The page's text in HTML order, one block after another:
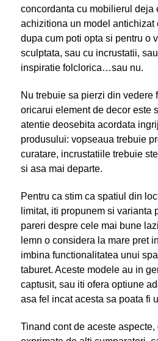
concordanta cu mobilierul deja
achizitiona un model antichizat
dupa cum poti opta si pentru o
sculptata, sau cu incrustatii,
inspiratie folclorica…sau nu.
Nu trebuie sa pierzi din vedere
oricarui element de decor este
atentie deosebita acordata
produsului: vopseaua trebuie
curatare, incrustatiile trebuie
si asa mai departe.
Pentru ca stim ca spatiul din
limitat, iti propunem si varianta
pareri despre cele mai bune
lemn o considera la mare pret
imbina functionalitatea unui
taburet. Aceste modele au in
captusit, sau iti ofera optiune
asa fel incat acesta sa poata fi
Tinand cont de aceste